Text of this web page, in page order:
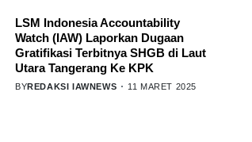
LSM Indonesia Accountability
Watch (IAW) Laporkan Dugaan
Gratifikasi Terbitnya SHGB di Laut
Utara Tangerang Ke KPK
BYREDAKSI IAWNEWS 11 MARET 2025